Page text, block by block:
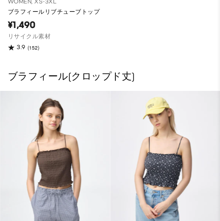
ブラフィールリブチューブトップ
¥1,490
リサイクル素材
3.9 (152)
ブラフィール(クロップド丈)